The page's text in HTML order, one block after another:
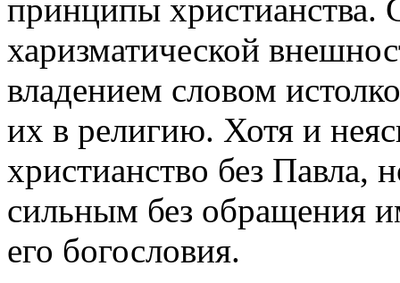
принципы христианства.
харизматической
владением словом
их в религию. Хотя и
христианство без Павла,
сильным без обращения
его богословия.